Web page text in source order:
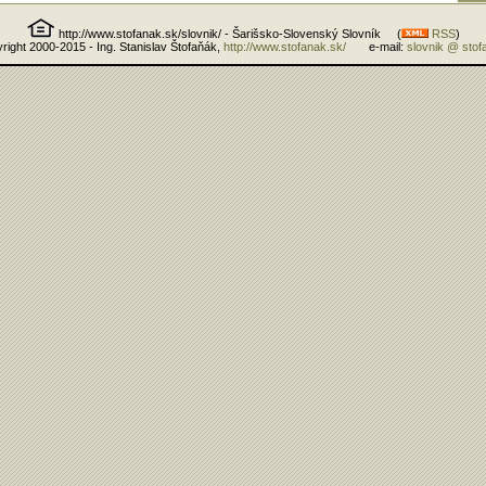
http://www.stofanak.sk/slovnik/ - Šarišsko-Slovenský Slovník ( RSS)
2000-2015 - Ing. Stanislav Štofaňák,
http://www.stofanak.sk/e-mail: slovnik @